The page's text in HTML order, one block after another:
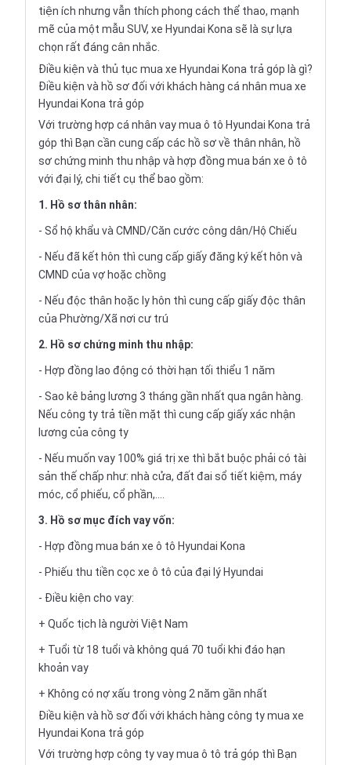
tiện ích nhưng vẫn thích phong cách thể thao, mạnh
mẽ của một mẫu SUV, xe Hyundai Kona sẽ là sự lựa
chọn rất đáng cân nhắc.
Điều kiện và thủ tục mua xe Hyundai Kona trả góp là gì?
Điều kiện và hồ sơ đối với khách hàng cá nhân mua xe
Hyundai Kona trả góp
Với trường hợp cá nhân vaymua ô tô Hyundai Kona trả
góp thì Bạn cần cung cấp các hồ sơ về thân nhân, hồ
sơ chứng minh thu nhập và hợp đồng mua bán xe ô tô
với đại lý, chi tiết cụ thể bao gồm:
1. Hồ sơ thân nhân:
- Sổ hộ khẩu và CMND/Căn cước công dân/Hộ Chiếu
- Nếu đã kết hôn thì cung cấp giấy đăng ký kết hôn và
CMND của vợ hoặc chồng
- Nếu độc thân hoặc ly hôn thì cung cấp giấy độc thân
của Phường/Xã nơi cư trú
2. Hồ sơ chứng minh thu nhập:
- Hợp đồng lao động có thời hạn tối thiểu 1 năm
- Sao kê bảng lương 3 tháng gần nhất qua ngân hàng.
Nếu công ty trả tiền mặt thì cung cấp giấy xác nhận
lương của công ty
- Nếu muốn vay 100% giá trị xe thì bắt buộc phải có tài
sản thế chấp như: nhà cửa, đất đai sổ tiết kiệm, máy
móc, cổ phiếu, cổ phần,....
3. Hồ sơ mục đích vay vốn:
- Hợp đồng mua bán xe ô tô Hyundai Kona
- Phiếu thu tiền cọc xe ô tô của đại lý Hyundai
- Điều kiện cho vay:
+ Quốc tịch là người Việt Nam
+ Tuổi từ 18 tuổi và không quá 70 tuổi khi đáo hạn
khoản vay
+ Không có nợ xấu trong vòng 2 năm gần nhất
Điều kiện và hồ sơ đối với khách hàng công ty mua xe
Hyundai Kona trả góp
Với trường hợp công ty vay mua ô tô trả góp thì Bạn